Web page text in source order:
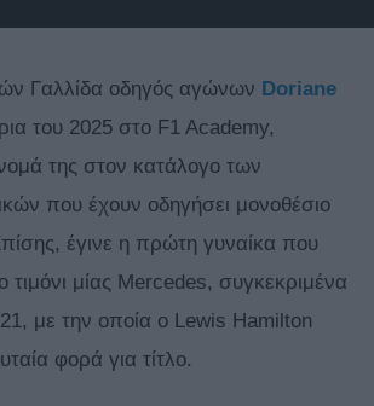
Γαλλίδα οδηγός αγώνων Doriane
του 2025 στο F1 Academy,
της στον κατάλογο των
που έχουν οδηγήσει μονοθέσιο
έγινε η πρώτη γυναίκα που
τιμόνι μίας Mercedes, συγκεκριμένα
με την οποία ο Lewis Hamilton
φορά για τίτλο.